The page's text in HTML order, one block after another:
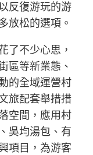
反復游玩的游
放松的選項。
了不少心思，
區等新業態、
的全域運營村
旅配套舉措措
空間，應用村
吳均湯包、有
項目，為游客